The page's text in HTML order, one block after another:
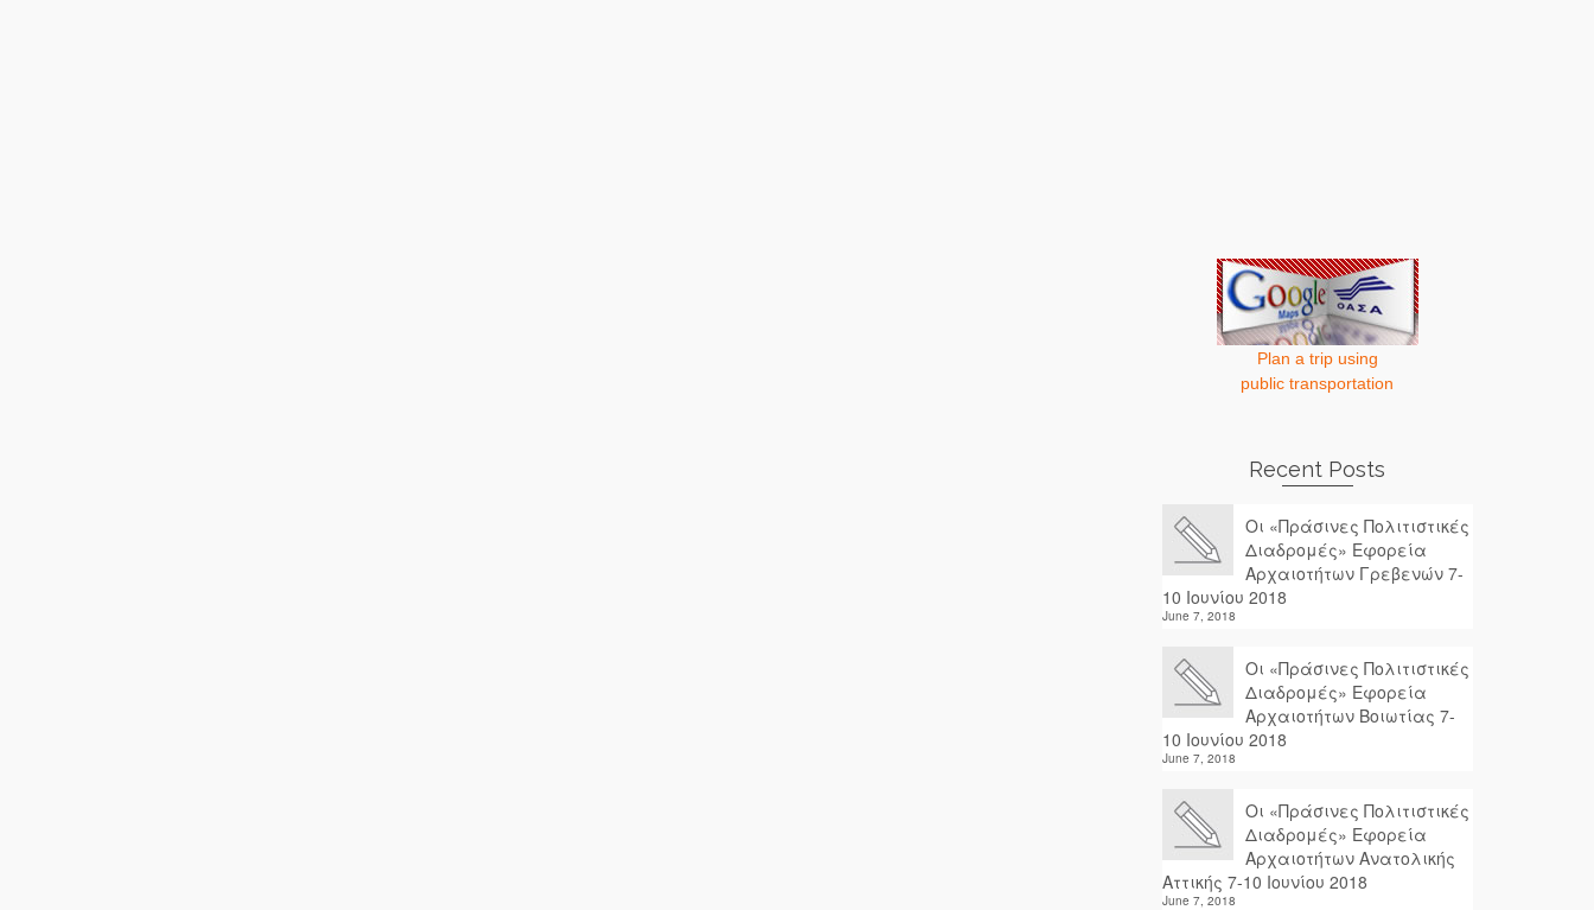
Plan a trip using
public transportation
Recent Posts
Οι «Πράσινες Πολιτιστικές
Διαδρομές» Εφορεία
Αρχαιοτήτων Γρεβενών 7-
10 Ιουνίου 2018
June 7, 2018
Οι «Πράσινες Πολιτιστικές
Διαδρομές» Εφορεία
Αρχαιοτήτων Βοιωτίας 7-
10 Ιουνίου 2018
June 7, 2018
Οι «Πράσινες Πολιτιστικές
Διαδρομές» Εφορεία
Αρχαιοτήτων Ανατολικής
Αττικής 7-10 Ιουνίου 2018
June 7, 2018